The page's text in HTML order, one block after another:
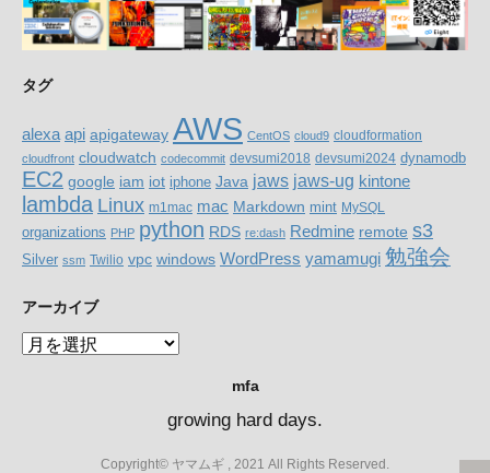
タグ
alexa api apigateway AWS CentOS cloud9 cloudformation
cloudfront cloudwatch codecommit devsumi2018 devsumi2024 dynamodb
EC2 google iam iot iphone Java jaws jaws-ug kintone
lambda Linux m1mac mac Markdown mint MySQL
organizations PHP python RDS re:dash Redmine remote s3
Silver ssm Twilio vpc windows WordPress yamamugi 勉強会
アーカイブ
ア
mfa
growing hard days.
Copyright© ヤマムギ , 2021 All Rights Reserved.